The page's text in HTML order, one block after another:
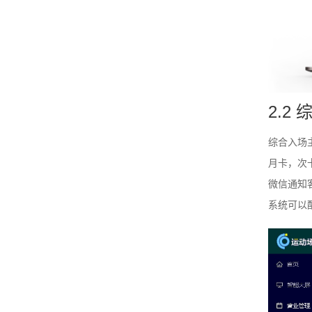
2.2
综合入场
月卡，次
微信通知
系统可以